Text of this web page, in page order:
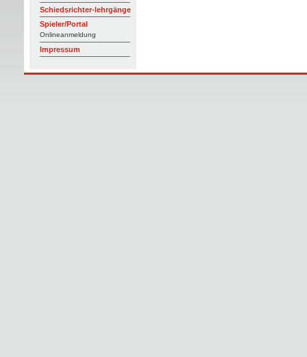
Schiedsrichter-lehrgänge
Spieler/Portal
Onlineanmeldung
Impressum